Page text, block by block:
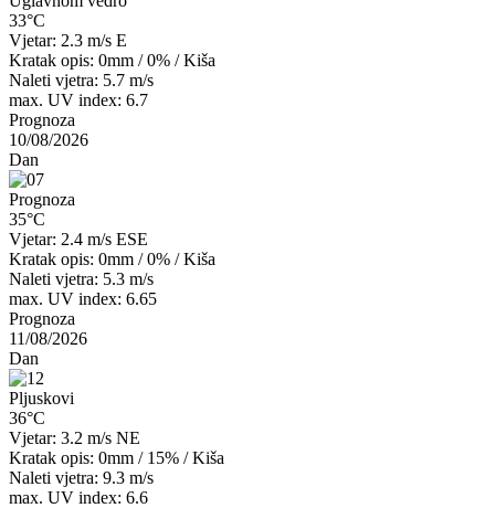
33°C
Vjetar: 2.3 m/s E
Kratak opis: 0mm /0% /Kiša
Naleti vjetra: 5.7 m/s
max. UV index: 6.7
Prognoza
10/08/2026
Dan
Prognoza
35°C
Vjetar: 2.4 m/s ESE
Kratak opis: 0mm /0% /Kiša
Naleti vjetra: 5.3 m/s
max. UV index: 6.65
Prognoza
11/08/2026
Dan
Pljuskovi
36°C
Vjetar: 3.2 m/s NE
Kratak opis: 0mm / 15% /Kiša
Naleti vjetra: 9.3 m/s
max. UV index: 6.6